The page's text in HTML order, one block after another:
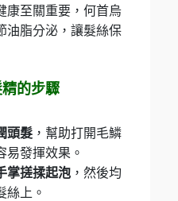
康至關重要，何首烏
油脂分泌，讓髮絲保
的步驟
頭髮 ，幫助打開毛鱗
易發揮效果。
掌搓揉起泡 ，然後均
絲上。